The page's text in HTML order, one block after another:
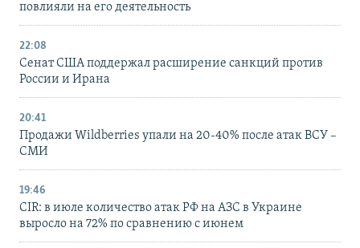
повлияли на его деятельность
22:08
Сенат США поддержал расширение санкций против
России и Ирана
20:41
Продажи Wildberries упали на 20-40% после атак ВСУ –
СМИ
19:46
CIR: в июле количество атак РФ на АЗС в Украине
выросло на 72% по сравнению с июнем